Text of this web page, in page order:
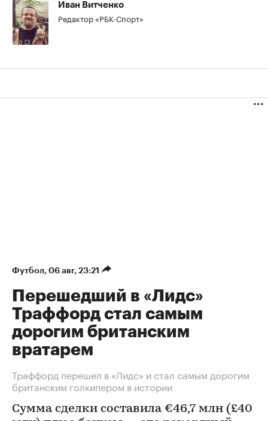
Иван Витченко
Редактор «РБК-Спорт»
Футбол⁠, 06 авг, 23:21
Перешедший в «Лидс»
Траффорд стал самым
дорогим британским
вратарем
Траффорд перешел в «Лидс» и стал самым дорогим
британским голкипером в истории
Сумма сделки составила €46,7 млн (£40